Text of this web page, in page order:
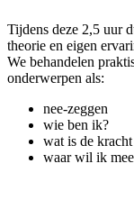
Tijdens deze 2,5 uur
theorie en eigen
We behandelen
onderwerpen als:
nee-zeggen
wie ben ik?
wat is de
waar wil ik